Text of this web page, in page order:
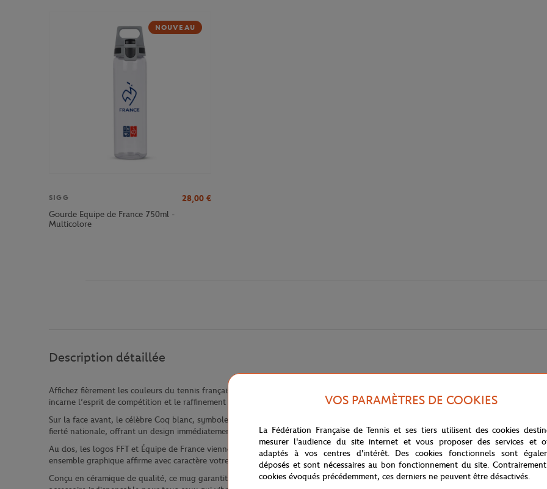
NOUVEAU
SIGG 28,00 €
Gourde Equipe de France 750ml -
Multicolore
Description détaillée
Affichez fièrement les couleurs du tennis français avec ce mug en céramique marine Fédération Française de Tennis x Équipe de
incarne l’esprit de compétition et le raffinement à la française dans chaque détail.
Sur la face avant, le célèbre Coq blanc, symbole fort de l’Équipe de France, se détache avec puissance sur le fond bleu marine. Sa
fierté nationale, offrant un design immédiatement reconnaissable pour tous les passionnés de tennis et de sport français.
Au dos, les logos FFT et Équipe de France viennent parfaire la composition dans une mise en scène harmonieuse, célébrant
ensemble graphique affirme avec caractère votre soutien au tennis hexagonal, que ce soit à la maison, au travail ou en déplacement.
Conçu en céramique de qualité, ce mug garantit une prise en main agréable et une excellente conservation de la chaleur, pour
VOS PARAMÈTRES DE COOKIES
La Fédération Française de Tennis et ses tiers utilisent des cookies
mesurer l'audience du site internet et vous proposer des services et
adaptés à vos centres d'intérêt. Des cookies fonctionnels sont
déposés et sont nécessaires au bon fonctionnement du site.
cookies évoqués précédemment, ces derniers ne peuvent être désactivés.